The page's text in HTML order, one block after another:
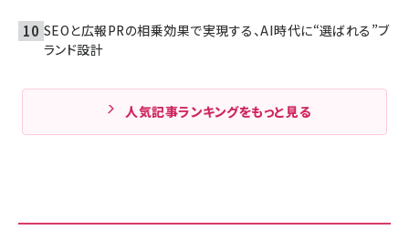
SEOと広報PRの相乗効果で実現する、AI時代に“選ばれる”ブ
ランド設計
人気記事ランキングをもっと見る